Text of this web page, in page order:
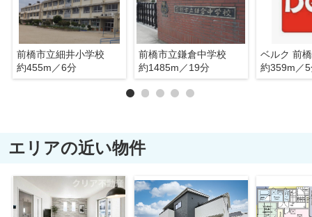
前橋市立細井小学校
約455m／6分
前橋市立鎌倉中学校
約1485m／19分
ベルク 前
約359m／
エリアの近い物件